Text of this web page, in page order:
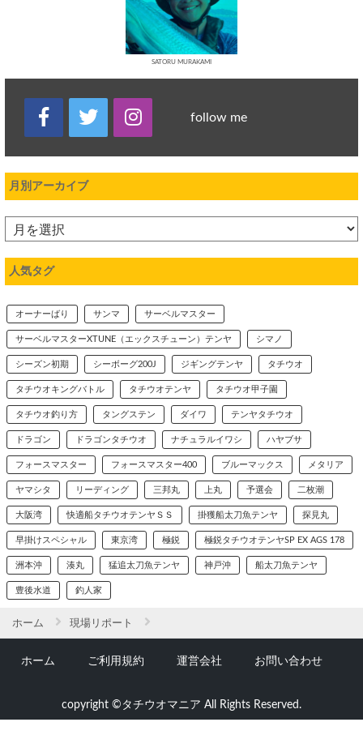
SATORU MURAKAMI
follow me
月別アーカイブ
人気タグ
オーナーばり サンマ サーベルマスター
サーベルマスターXTUNE（エックスチューン）テンヤ シマノ
シーズン初期 シーボーグ200J ジギングテンヤ タチウオ
タチウオキングバトル タチウオテンヤ タチウオ甲子園
タチウオ釣り方 タングステン ダイワ テンヤタチウオ
ドラゴン ドラゴンタチウオ ナチュラルイワシ ハヤブサ
フォースマスター フォースマスター400 ブルーマックス メタリア
ヤマシタ リーディング 三邦丸 上丸 予選会 二枚潮
大阪湾 快適船タチウオテンヤＳＳ 掛獲船太刀魚テンヤ 探見丸
早掛けスペシャル 東京湾 極鋭 極鋭タチウオテンヤSP EX AGS 178
洲本沖 湊丸 猛追太刀魚テンヤ 神戸沖 船太刀魚テンヤ
豊後水道 釣人家
ホーム 現場リポート
ホーム ご利用規約 運営会社 お問い合わせ
copyright ©タチウオマニア All Rights Reserved.